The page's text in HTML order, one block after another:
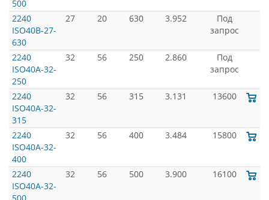
500
2240
ISO40B-27-
630
27 20 630 3.952
Под
запрос
2240
ISO40A-32-
250
32 56 250 2.860
Под
запрос
2240
ISO40A-32-
315
32 56 315 3.131 13600
2240
ISO40A-32-
400
32 56 400 3.484 15800
2240
ISO40A-32-
32 56 500 3.900 16100